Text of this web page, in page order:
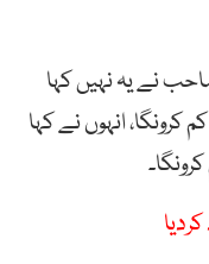
نے یہ نہیں کہا
انہوں نے کہا